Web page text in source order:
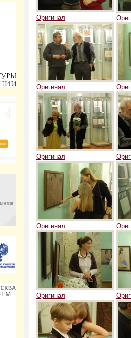
Оригинал
Оригинал
Оригинал
Оригинал
Оригинал